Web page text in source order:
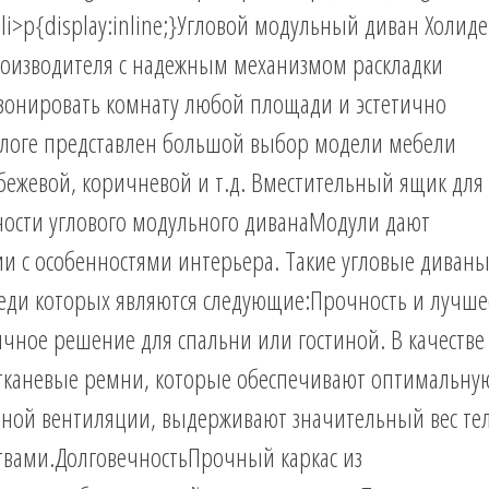
модульный диван
с надежным механизмом раскладки
комнату любой площади и эстетично
представлен большой выбор модели мебели
коричневой и т.д. Вместительный ящик для
углового модульного диванаМодули дают
с особенностями интерьера. Такие угловые диваны
которых являются следующие:Прочность и
решение для спальни или гостиной. В качестве
ремни, которые обеспечивают
вентиляции, выдерживают значительный вес
каркас из